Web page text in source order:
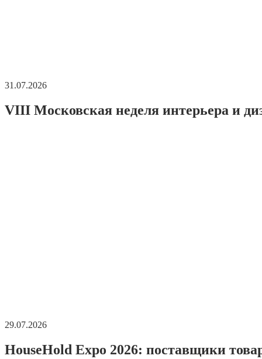
31.07.2026
VIII Московская неделя интерьера и
29.07.2026
HouseHold Expo 2026: поставщики